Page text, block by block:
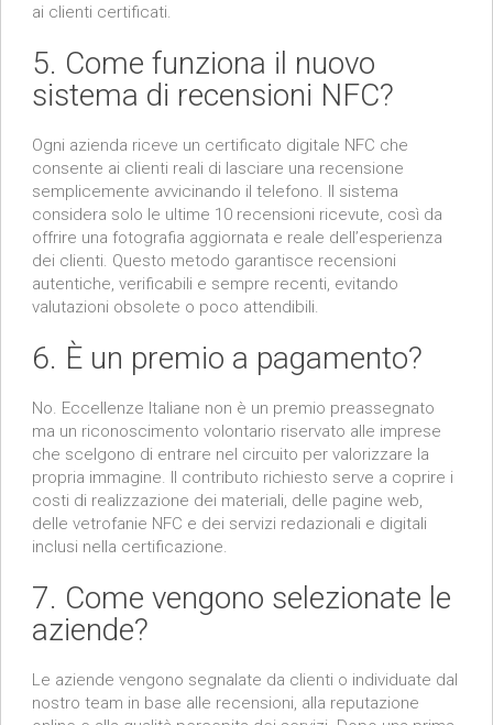
ai clienti certificati.
5. Come funziona il nuovo
sistema di recensioni NFC?
Ogni azienda riceve un certificato digitale NFC che
consente ai clienti reali di lasciare una recensione
semplicemente avvicinando il telefono. Il sistema
considera solo le ultime 10 recensioni ricevute, così da
offrire una fotografia aggiornata e reale dell’esperienza
dei clienti. Questo metodo garantisce recensioni
autentiche, verificabili e sempre recenti, evitando
valutazioni obsolete o poco attendibili.
6. È un premio a pagamento?
No. Eccellenze Italiane non è un premio preassegnato
ma un riconoscimento volontario riservato alle imprese
che scelgono di entrare nel circuito per valorizzare la
propria immagine. Il contributo richiesto serve a coprire i
costi di realizzazione dei materiali, delle pagine web,
delle vetrofanie NFC e dei servizi redazionali e digitali
inclusi nella certificazione.
7. Come vengono selezionate le
aziende?
Le aziende vengono segnalate da clienti o individuate dal
nostro team in base alle recensioni, alla reputazione